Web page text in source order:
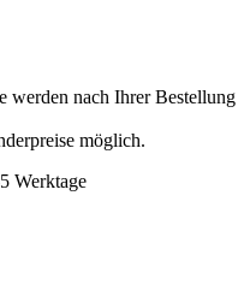
werden nach Ihrer Bestellung
möglich.
Werktage